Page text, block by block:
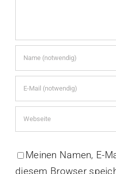
Meinen Namen, E-
diesem Browser